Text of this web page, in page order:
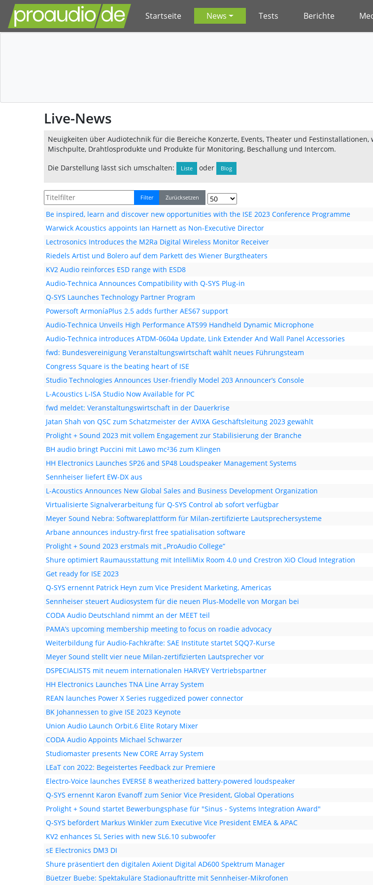
Startseite News Tests Berichte
Live-News
Neuigkeiten über Audiotechnik für die Bereiche Konzerte, Events, Theater und Festinstallationen,
Mischpulte, Drahtlosprodukte und Produkte für Monitoring, Beschallung und Intercom.
Die Darstellung lässt sich umschalten:
Liste oder Blog
Filter Zurücksetzen
Be inspired, learn and discover new opportunities with the ISE 2023 Conference Programme
Warwick Acoustics appoints Ian Harnett as Non-Executive Director
Lectrosonics Introduces the M2Ra Digital Wireless Monitor Receiver
Riedels Artist und Bolero auf dem Parkett des Wiener Burgtheaters
KV2 Audio reinforces ESD range with ESD8
Audio-Technica Announces Compatibility with Q-SYS Plug-in
Q-SYS Launches Technology Partner Program
Powersoft ArmoníaPlus 2.5 adds further AES67 support
Audio-Technica Unveils High Performance ATS99 Handheld Dynamic Microphone
Audio-Technica introduces ATDM-0604a Update, Link Extender And Wall Panel Accessories
fwd: Bundesvereinigung Veranstaltungswirtschaft wählt neues Führungsteam
Congress Square is the beating heart of ISE
Studio Technologies Announces User-friendly Model 203 Announcer’s Console
L-Acoustics L-ISA Studio Now Available for PC
fwd meldet: Veranstaltungswirtschaft in der Dauerkrise
Jatan Shah von QSC zum Schatzmeister der AVIXA Geschäftsleitung 2023 gewählt
Prolight + Sound 2023 mit vollem Engagement zur Stabilisierung der Branche
BH audio bringt Puccini mit Lawo mc²36 zum Klingen
HH Electronics Launches SP26 and SP48 Loudspeaker Management Systems
Sennheiser liefert EW-DX aus
L-Acoustics Announces New Global Sales and Business Development Organization
Virtualisierte Signalverarbeitung für Q-SYS Control ab sofort verfügbar
Meyer Sound Nebra: Softwareplattform für Milan-zertifizierte Lautsprechersysteme
Arbane announces industry-first free spatialisation software
Prolight + Sound 2023 erstmals mit „ProAudio College“
Shure optimiert Raumausstattung mit IntelliMix Room 4.0 und Crestron XiO Cloud Integration
Get ready for ISE 2023
Q-SYS ernennt Patrick Heyn zum Vice President Marketing, Americas
Sennheiser steuert Audiosystem für die neuen Plus-Modelle von Morgan bei
CODA Audio Deutschland nimmt an der MEET teil
PAMA’s upcoming membership meeting to focus on roadie advocacy
Weiterbildung für Audio-Fachkräfte: SAE Institute startet SQQ7-Kurse
Meyer Sound stellt vier neue Milan-zertifizierten Lautsprecher vor
DSPECIALISTS mit neuem internationalen HARVEY Vertriebspartner
HH Electronics Launches TNA Line Array System
REAN launches Power X Series ruggedized power connector
BK Johannessen to give ISE 2023 Keynote
Union Audio Launch Orbit.6 Elite Rotary Mixer
CODA Audio Appoints Michael Schwarzer
Studiomaster presents New CORE Array System
LEaT con 2022: Begeistertes Feedback zur Premiere
Electro-Voice launches EVERSE 8 weatherized battery-powered loudspeaker
Q-SYS ernennt Karon Evanoff zum Senior Vice President, Global Operations
Prolight + Sound startet Bewerbungsphase für "Sinus - Systems Integration Award"
Q-SYS befördert Markus Winkler zum Executive Vice President EMEA & APAC
KV2 enhances SL Series with new SL6.10 subwoofer
sE Electronics DM3 DI
Shure präsentiert den digitalen Axient Digital AD600 Spektrum Manager
Büetzer Buebe: Spektakuläre Stadionauftritte mit Sennheiser-Mikrofonen